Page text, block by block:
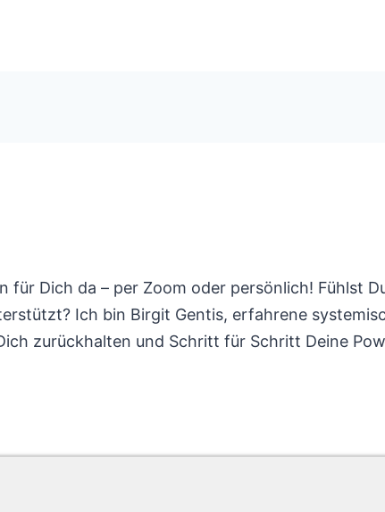
Dich da – per Zoom oder persönlich! Fühlst
Ich bin Birgit Gentis, erfahrene
zurückhalten und Schritt für Schritt Deine